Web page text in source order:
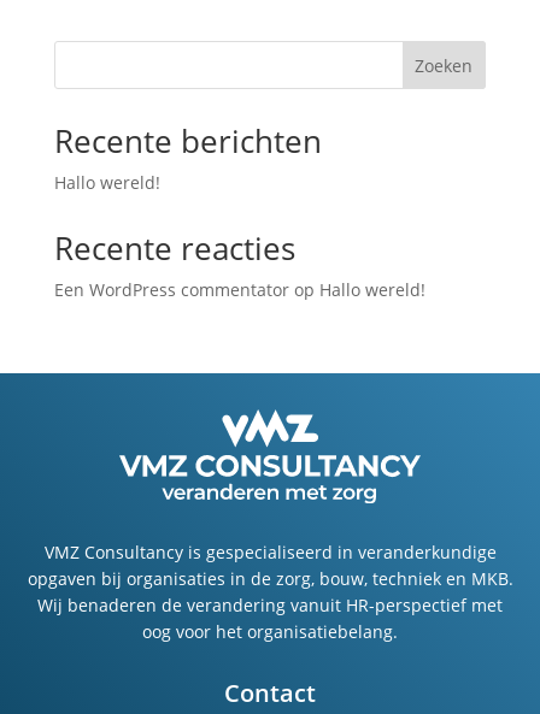
Zoeken
Recente berichten
Hallo wereld!
Recente reacties
Een WordPress commentatorop Hallo wereld!
VMZ Consultancy is gespecialiseerd in veranderkundige
opgaven bij organisaties in de zorg, bouw, techniek en MKB.
Wij benaderen de verandering vanuit HR-perspectief met
oog voor het organisatiebelang.
Contact